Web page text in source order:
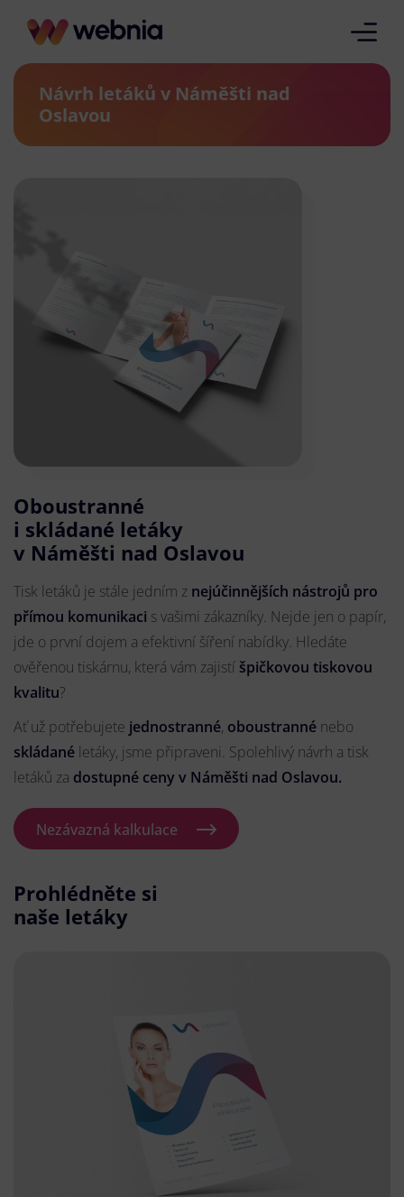
Návrh letáků v Náměšti nad
Oslavou
Oboustranné
i skládané letáky
v Náměšti nad Oslavou
Tisk letáků je stále jedním z nejúčinnějších nástrojů pro
přímou komunikaci s vašimi zákazníky. Nejde jen o papír,
jde o první dojem a efektivní šíření nabídky. Hledáte
ověřenou tiskárnu, která vám zajistí špičkovou tiskovou
kvalitu?
Ať už potřebujete jednostranné, oboustranné nebo
skládané letáky, jsme připraveni. Spolehlivý návrh a tisk
letáků za dostupné ceny v Náměšti nad Oslavou.
Nezávazná kalkulace
Prohlédněte si
naše letáky